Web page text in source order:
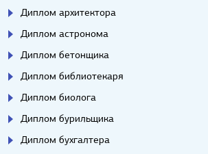
Диплом архитектора
Диплом астронома
Диплом бетонщика
Диплом библиотекаря
Диплом биолога
Диплом бурильщика
Диплом бухгалтера